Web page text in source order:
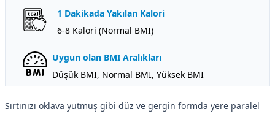
1 Dakikada Yakılan Kalori
6-8 Kalori (Normal BMI)
Uygun olan BMI Aralıkları
Düşük BMI, Normal BMI, Yüksek BMI
Sırtınızı oklava yutmuş gibi düz ve gergin formda yere paralel